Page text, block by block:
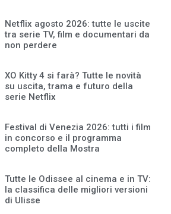
Netflix agosto 2026: tutte le uscite
tra serie TV, film e documentari da
non perdere
XO Kitty 4 si farà? Tutte le novità
su uscita, trama e futuro della
serie Netflix
Festival di Venezia 2026: tutti i film
in concorso e il programma
completo della Mostra
Tutte le Odissee al cinema e in TV:
la classifica delle migliori versioni
di Ulisse